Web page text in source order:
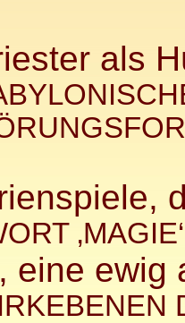
als
‚MAGIE‘
eine ewig